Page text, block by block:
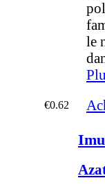
le
€0.62